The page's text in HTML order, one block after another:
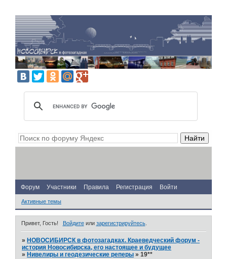
Форум Участники Правила Регистрация Войти
Активные темы
Привет, Гость! Войдитеили зарегистрируйтесь.
» НОВОСИБИРСК в фотозагадках. Краеведческий форум -
история Новосибирска, его настоящее и будущее
» Нивелиры и геодезические реперы »19**